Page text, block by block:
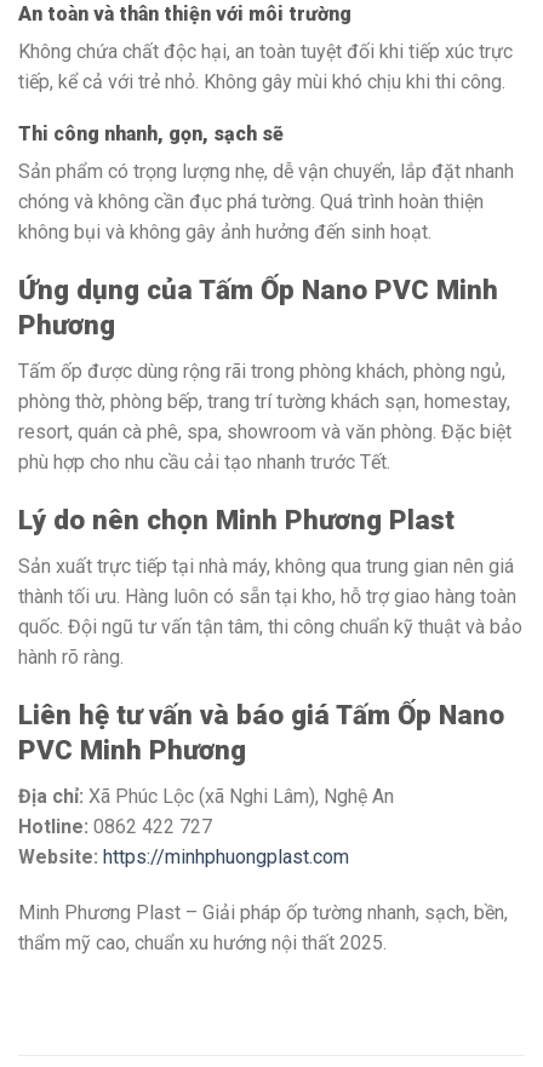
An toàn và thân thiện với môi trường
Không chứa chất độc hại, an toàn tuyệt đối khi tiếp xúc trực
tiếp, kể cả với trẻ nhỏ. Không gây mùi khó chịu khi thi công.
Thi công nhanh, gọn, sạch sẽ
Sản phẩm có trọng lượng nhẹ, dễ vận chuyển, lắp đặt nhanh
chóng và không cần đục phá tường. Quá trình hoàn thiện
không bụi và không gây ảnh hưởng đến sinh hoạt.
Ứng dụng của Tấm Ốp Nano PVC Minh
Phương
Tấm ốp được dùng rộng rãi trong phòng khách, phòng ngủ,
phòng thờ, phòng bếp, trang trí tường khách sạn, homestay,
resort, quán cà phê, spa, showroom và văn phòng. Đặc biệt
phù hợp cho nhu cầu cải tạo nhanh trước Tết.
Lý do nên chọn Minh Phương Plast
Sản xuất trực tiếp tại nhà máy, không qua trung gian nên giá
thành tối ưu. Hàng luôn có sẵn tại kho, hỗ trợ giao hàng toàn
quốc. Đội ngũ tư vấn tận tâm, thi công chuẩn kỹ thuật và bảo
hành rõ ràng.
Liên hệ tư vấn và báo giá Tấm Ốp Nano
PVC Minh Phương
Địa chỉ: Xã Phúc Lộc (xã Nghi Lâm), Nghệ An
Hotline: 0862 422 727
Website: https://minhphuongplast.com
Minh Phương Plast – Giải pháp ốp tường nhanh, sạch, bền,
thẩm mỹ cao, chuẩn xu hướng nội thất 2025.